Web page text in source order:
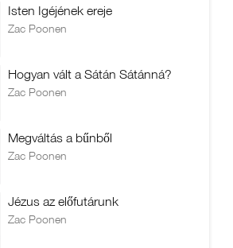
Isten Igéjének ereje
Zac Poonen
Hogyan vált a Sátán Sátánná?
Zac Poonen
Megváltás a bűnből
Zac Poonen
Jézus az előfutárunk
Zac Poonen